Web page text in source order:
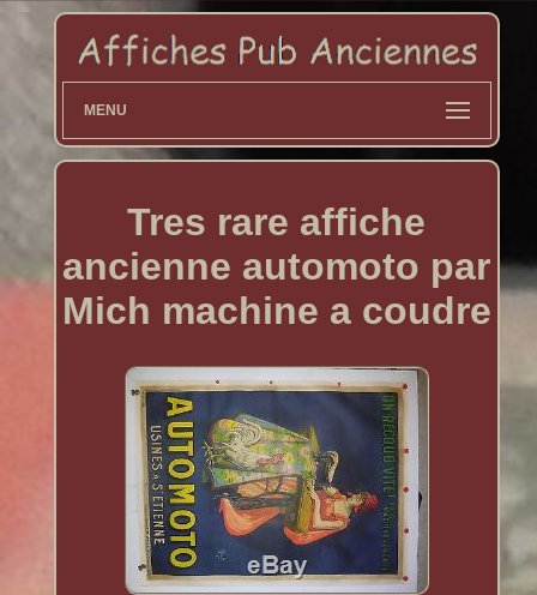
MENU
Tres rare affiche
ancienne automoto par
Mich machine a coudre